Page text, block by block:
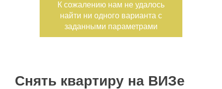
Снять квартиру на ВИЗе
К сожалению нам не удалось
найти ни одного варианта с
заданными параметрами